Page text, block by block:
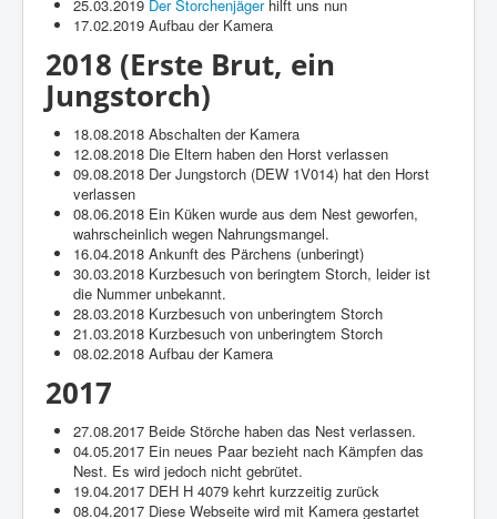
25.03.2019 Der Storchenjägerhilft uns nun
17.02.2019 Aufbau der Kamera
2018 (Erste Brut, ein
Jungstorch)
18.08.2018 Abschalten der Kamera
12.08.2018 Die Eltern haben den Horst verlassen
09.08.2018 Der Jungstorch (DEW 1V014) hat den Horst
verlassen
08.06.2018 Ein Küken wurde aus dem Nest geworfen,
wahrscheinlich wegen Nahrungsmangel.
16.04.2018 Ankunft des Pärchens (unberingt)
30.03.2018 Kurzbesuch von beringtem Storch, leider ist
die Nummer unbekannt.
28.03.2018 Kurzbesuch von unberingtem Storch
21.03.2018 Kurzbesuch von unberingtem Storch
08.02.2018 Aufbau der Kamera
2017
27.08.2017 Beide Störche haben das Nest verlassen.
04.05.2017 Ein neues Paar bezieht nach Kämpfen das
Nest. Es wird jedoch nicht gebrütet.
19.04.2017 DEH H 4079 kehrt kurzzeitig zurück
08.04.2017 Diese Webseite wird mit Kamera gestartet